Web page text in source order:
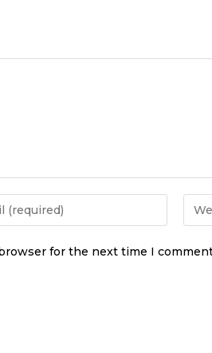
for the next time I